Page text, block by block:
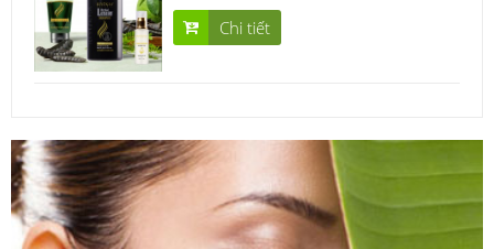
Chi tiết